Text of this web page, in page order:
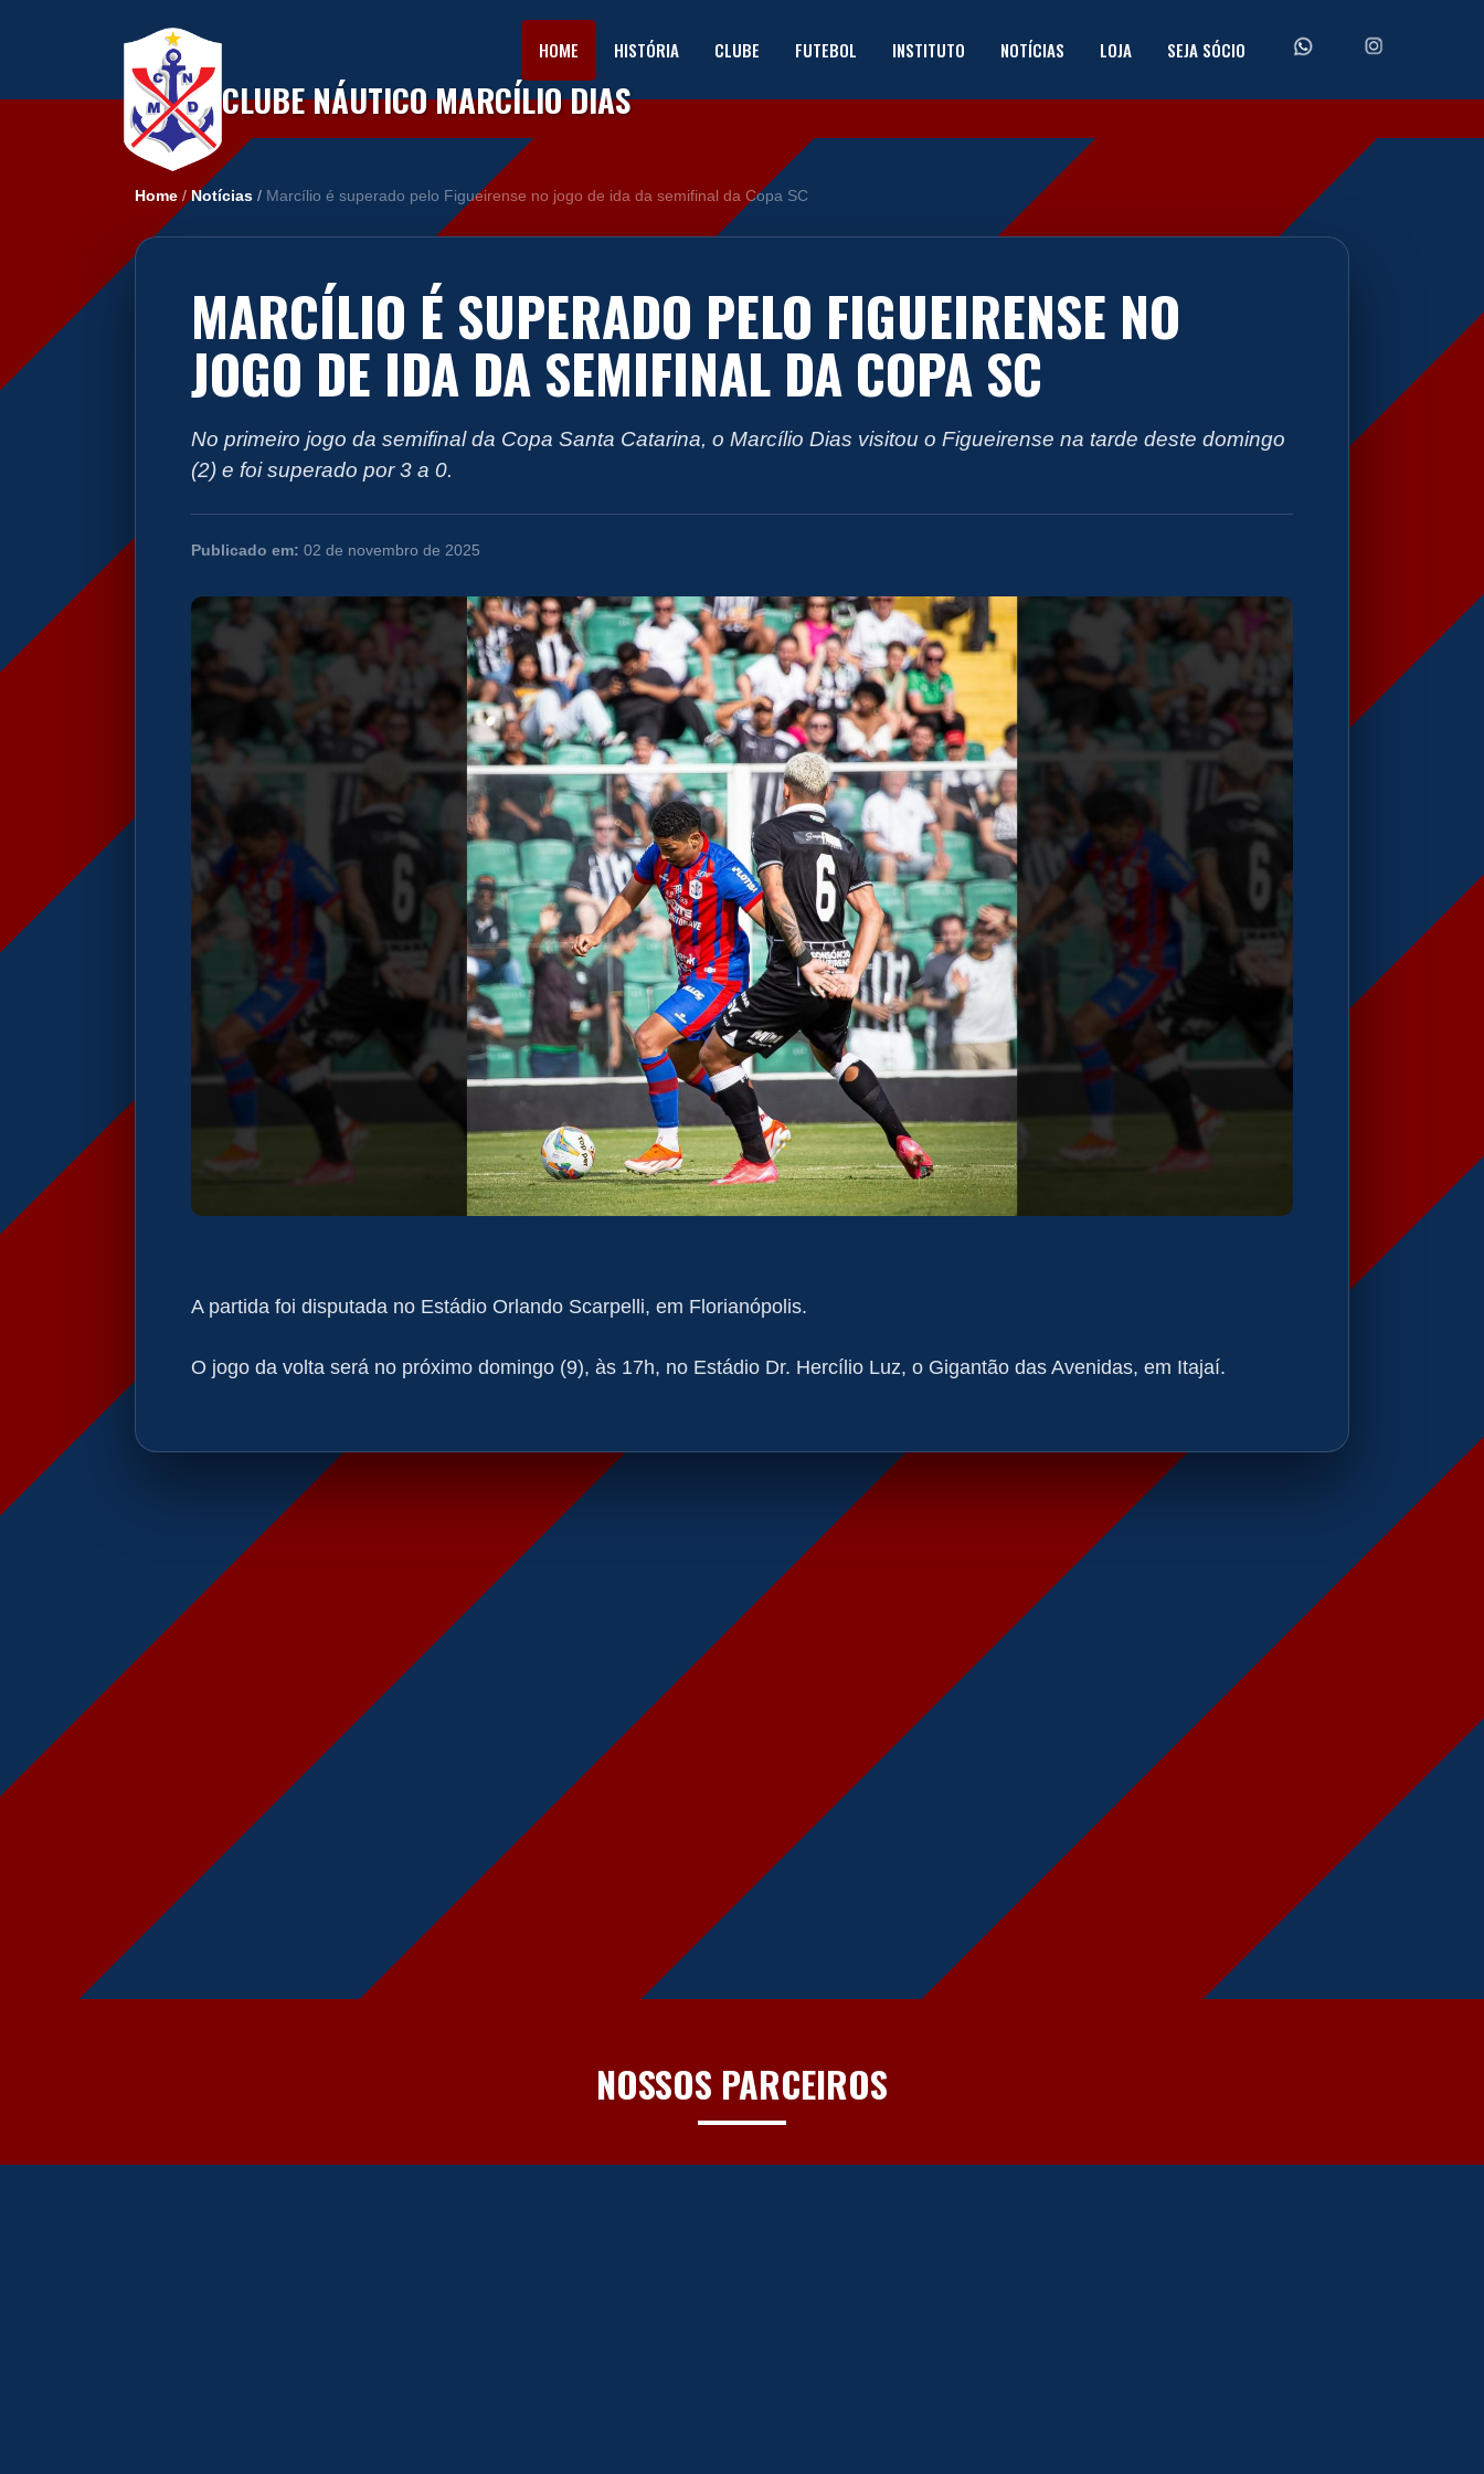
CLUBE NÁUTICO MARCÍLIO DIAS
HOME HISTÓRIA CLUBE FUTEBOL INSTITUTO NOTÍCIAS LOJA SEJA SÓCIO
Home / Notícias / Marcílio é superado pelo Figueirense no jogo de ida da semifinal da Copa SC
MARCÍLIO É SUPERADO PELO FIGUEIRENSE NO
JOGO DE IDA DA SEMIFINAL DA COPA SC
No primeiro jogo da semifinal da Copa Santa Catarina, o Marcílio Dias visitou o Figueirense na tarde deste domingo
(2) e foi superado por 3 a 0.
Publicado em: 02 de novembro de 2025
A partida foi disputada no Estádio Orlando Scarpelli, em Florianópolis.
O jogo da volta será no próximo domingo (9), às 17h, no Estádio Dr. Hercílio Luz, o Gigantão das Avenidas, em Itajaí.
NOSSOS PARCEIROS